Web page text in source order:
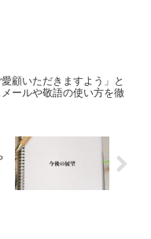
愛顧いただきますよう」と
ールや敬語の使い方を徹